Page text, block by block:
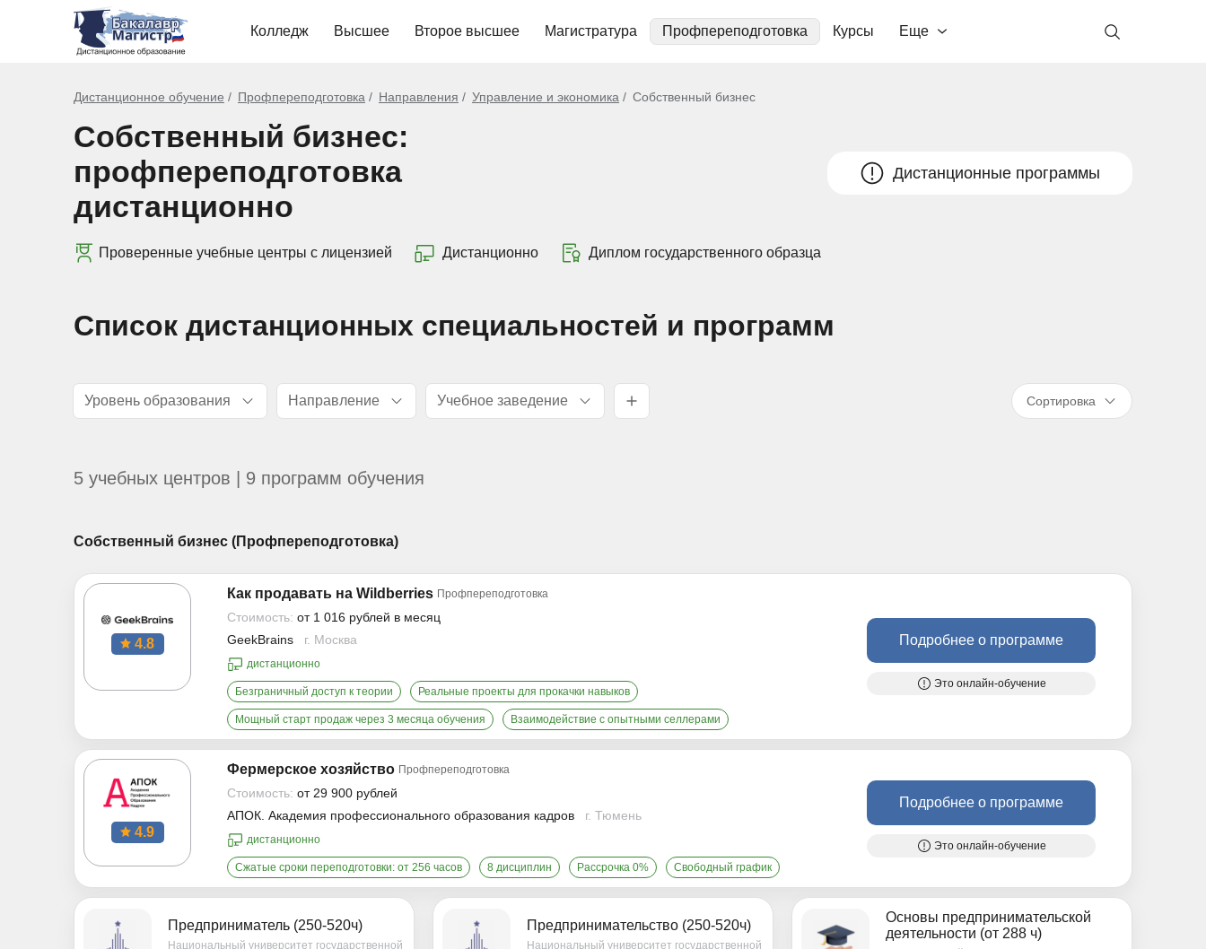
Колледж Высшее Второе высшее Магистратура Профпереподготовка Курсы Еще
Дистанционное обучение Профпереподготовка Направления Управление и экономика Собственный бизнес
Собственный бизнес:
профпереподготовка
дистанционно
Дистанционные программы
Проверенные учебные центры с лицензией Дистанционно Диплом государственного образца
Список дистанционных специальностей и программ
Уровень образования Направление Учебное заведение Сортировка
5 учебных центров | 9 программ обучения
Собственный бизнес (Профпереподготовка)
4.8
Как продавать на Wildberries Профпереподготовка
Стоимость: от 1 016 рублей в месяц
GeekBrains
г. Москва
дистанционно
Безграничный доступ к теории Реальные проекты для прокачки навыков
Мощный старт продаж через 3 месяца обучения Взаимодействие с опытными селлерами
Подробнее о программе
Это онлайн-обучение
4.9
Фермерское хозяйство Профпереподготовка
Стоимость: от 29 900 рублей
АПОК. Академия профессионального образования кадров
г. Тюмень
дистанционно
Сжатые сроки переподготовки: от 256 часов 8 дисциплин Рассрочка 0% Свободный график
Подробнее о программе
Это онлайн-обучение
Предприниматель (250-520ч)
Национальный университет государственной
Предпринимательство (250-520ч)
Национальный университет государственной
Основы предпринимательской
деятельности (от 288 ч)